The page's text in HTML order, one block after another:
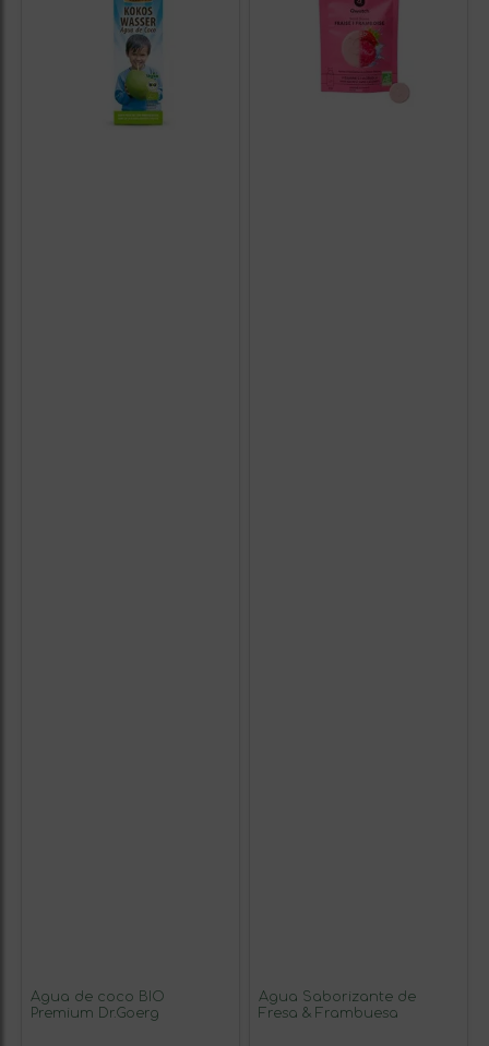
Agua de coco BIO
Premium Dr.Goerg
Agua Saborizante de
Fresa & Frambuesa